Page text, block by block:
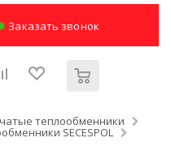
Заказать звонок
теплообменники
SECESPOL